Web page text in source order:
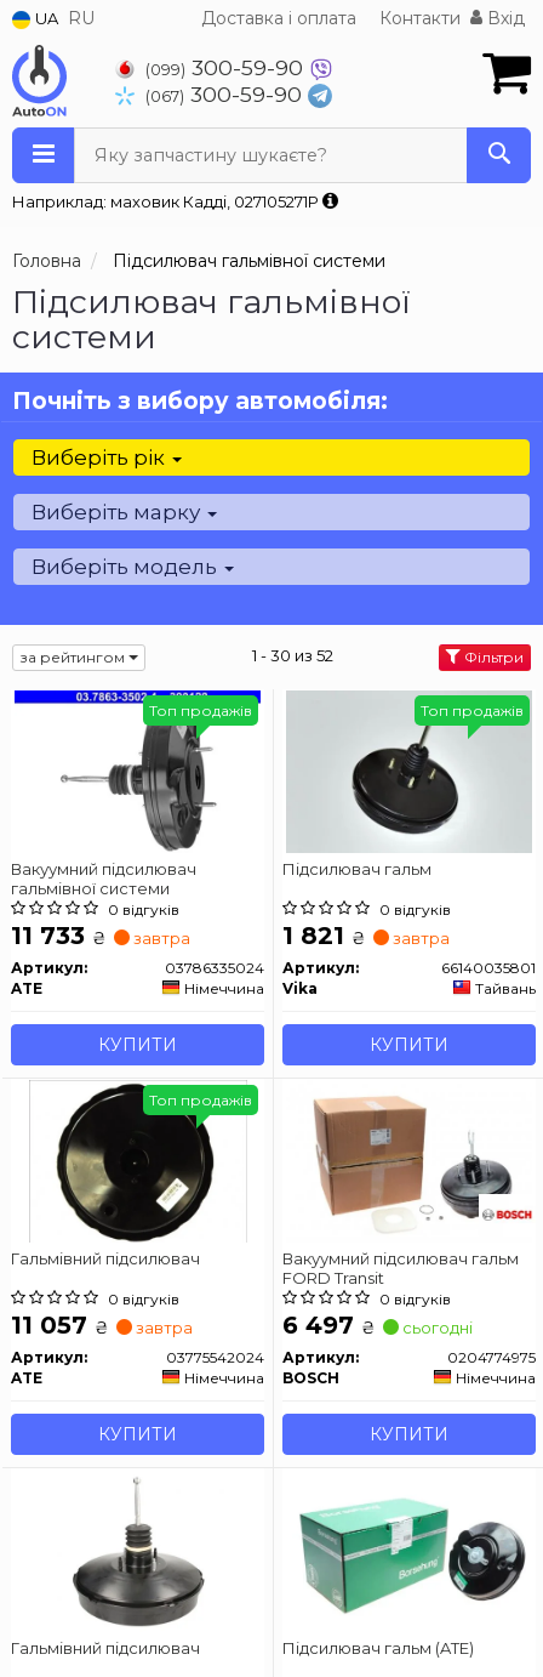
UA RU Доставка і оплата Контакти Вхід
(099) 300-59-90
(067) 300-59-90
Яку запчастину шукаєте?
Наприклад: маховик Кадді, 027105271P
Головна Підсилювач гальмівної системи
Підсилювач гальмівної
системи
Почніть з вибору автомобіля:
Виберіть рік
Виберіть марку
Виберіть модель
за рейтингом 1 - 30 из 52 Фільтри
Вакуумний підсилювач
гальмівної системи
0 відгуків
11 733 ₴ завтра
Артикул:
03786335024
ATE
Німеччина
КУПИТИ
Топ продажів
Підсилювач гальм
0 відгуків
1 821 ₴ завтра
Артикул:
66140035801
Vika
Тайвань
КУПИТИ
Топ продажів
Гальмівний підсилювач
0 відгуків
11 057 ₴ завтра
Артикул:
03775542024
ATE
Німеччина
КУПИТИ
Топ продажів
Вакуумний підсилювач гальм
FORD Transit
0 відгуків
6 497 ₴ сьогодні
Артикул:
0204774975
BOSCH
Німеччина
КУПИТИ
Гальмівний підсилювач Підсилювач гальм (ATE)